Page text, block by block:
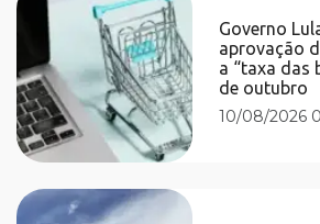
Governo
aprovação
a “taxa das
de outubro
10/08/2026